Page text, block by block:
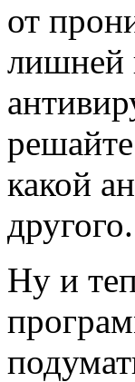
от
лишней
какой
другого.
Ну и